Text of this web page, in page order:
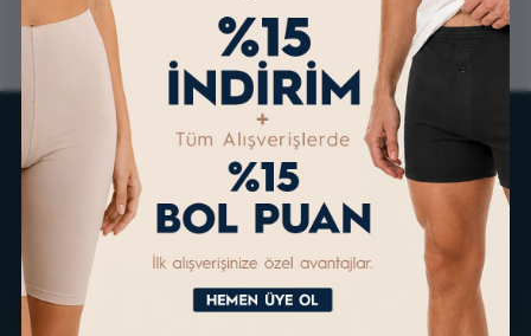
KOLAY İADE & DEĞİŞİM
ALTERNATİF ÖDEME
İMKANLARI